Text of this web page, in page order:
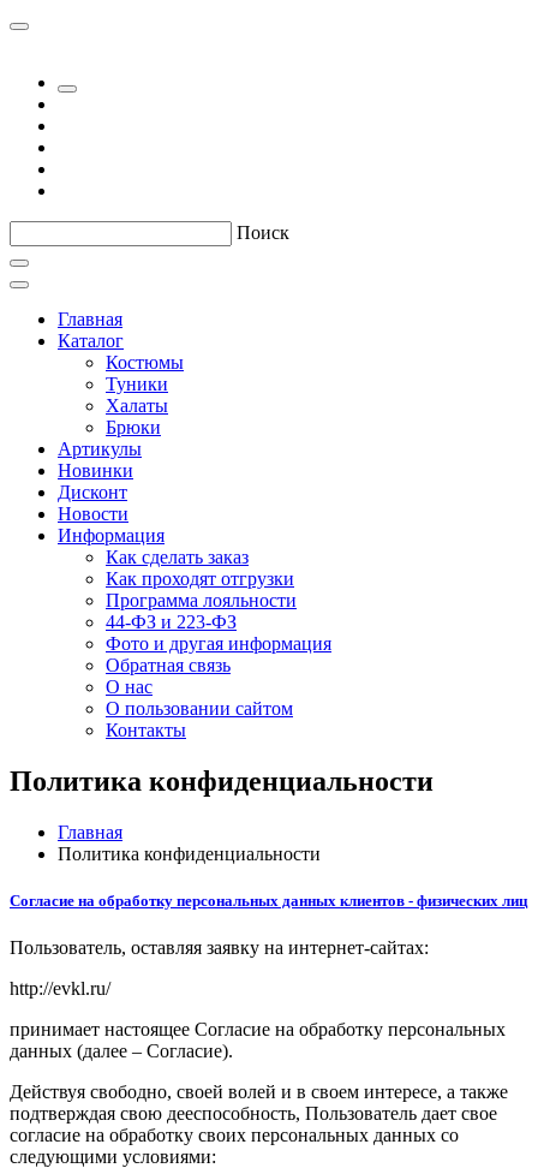
Поиск
Главная
Каталог
Костюмы
Туники
Халаты
Брюки
Артикулы
Новинки
Дисконт
Новости
Информация
Как сделать заказ
Как проходят отгрузки
Программа лояльности
44-ФЗ и 223-ФЗ
Фото и другая информация
Обратная связь
О нас
О пользовании сайтом
Контакты
Политика конфиденциальности
Главная
Политика конфиденциальности
Согласие на обработку персональных данных клиентов - физических лиц
Пользователь, оставляя заявку на интернет-сайтах:
http://evkl.ru/
принимает настоящее Согласие на обработку персональных
данных (далее – Согласие).
Действуя свободно, своей волей и в своем интересе, а также
подтверждая свою дееспособность, Пользователь дает свое
согласие на обработку своих персональных данных со
следующими условиями: